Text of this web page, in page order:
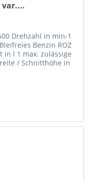
Drehzahl in min-1
Benzin ROZ
in l 1 max. zulässige
/ Schnitthöhe in